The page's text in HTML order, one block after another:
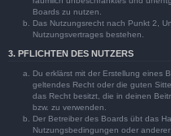
Boards zu nutzen.
Das Nutzungsrecht nach Punkt 2,
Nutzungsvertrages bestehen.
3. PFLICHTEN DES NUTZERS
Du erklärst mit der Erstellung eines
geltendes Recht oder die guten
das Recht besitzt, die in deinen
bzw. zu verwenden.
Der Betreiber des Boards übt das
Nutzungsbedingungen oder